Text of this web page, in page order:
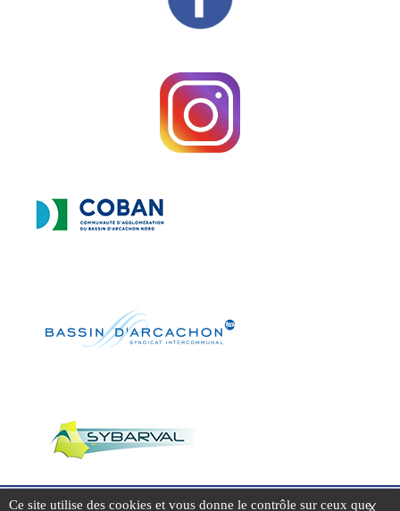
Ce site utilise des cookies et vous donne le contrôle sur ceux que